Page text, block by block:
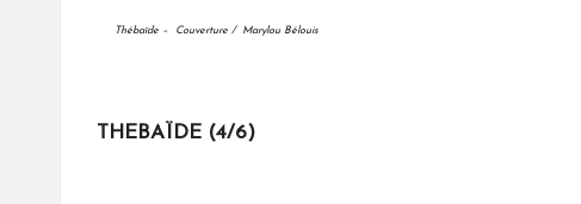
Thébaïde – Couverture / Marylou Bélouis
THEBAÏDE (4/6)